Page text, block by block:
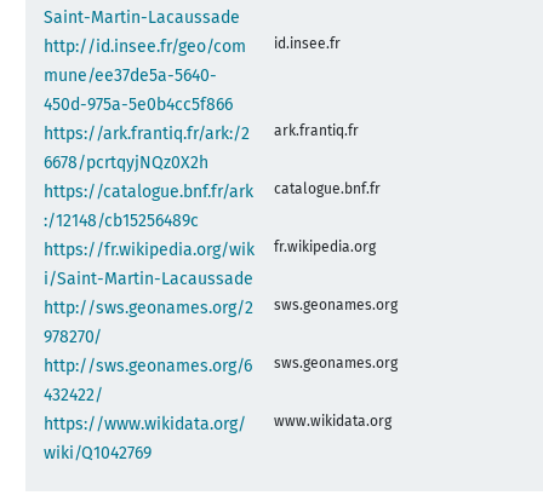
Saint-Martin-Lacaussade
http://id.insee.fr/geo/com
mune/ee37de5a-5640-
450d-975a-5e0b4cc5f866
id.insee.fr
https://ark.frantiq.fr/ark:/2
6678/pcrtqyjNQz0X2h
ark.frantiq.fr
https://catalogue.bnf.fr/ark
:/12148/cb15256489c
catalogue.bnf.fr
https://fr.wikipedia.org/wik
i/Saint-Martin-Lacaussade
fr.wikipedia.org
http://sws.geonames.org/2
978270/
sws.geonames.org
http://sws.geonames.org/6
432422/
sws.geonames.org
https://www.wikidata.org/
wiki/Q1042769
www.wikidata.org